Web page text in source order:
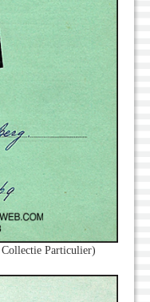
Particulier)